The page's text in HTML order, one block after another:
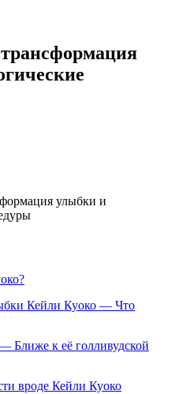
улыбки и
Кейли Куоко — Что
Ближе к её голливудской
вроде Кейли Куоко